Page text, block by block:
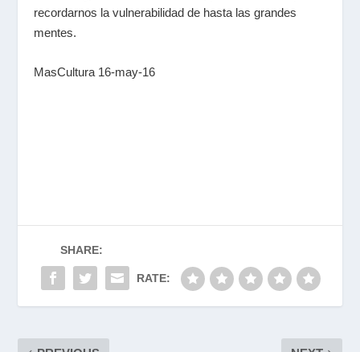
recordarnos la vulnerabilidad de hasta las grandes
mentes.
MasCultura 16-may-16
SHARE:
RATE: